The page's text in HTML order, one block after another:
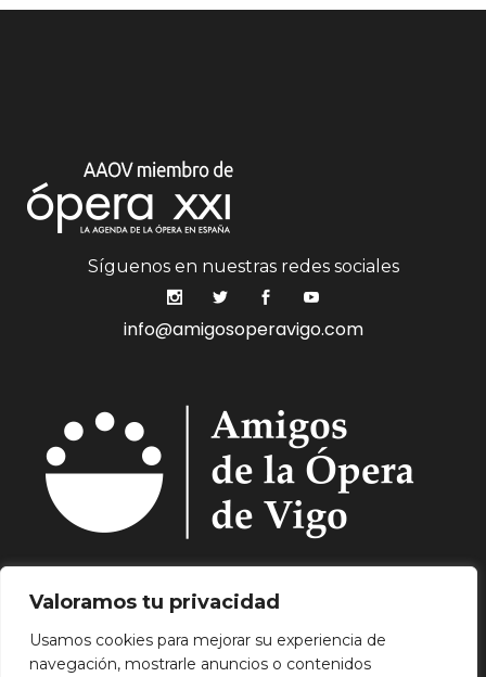
Valoramos tu privacidad
Usamos cookies para mejorar su experiencia de
navegación, mostrarle anuncios o contenidos
Síguenos en nuestras redes sociales
info@amigosoperavigo.com
Quiénes Somos. Asóciate.
Programación.
Hemeroteca.
Noticias.
Contacto.